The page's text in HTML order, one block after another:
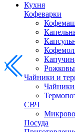
Кухня
Кофеварки
Чайники и
Чайники
СВЧ
Посуда